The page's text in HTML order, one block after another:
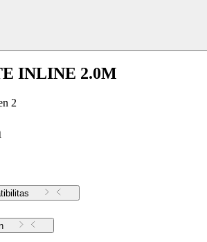
INLINE 2.0M
2